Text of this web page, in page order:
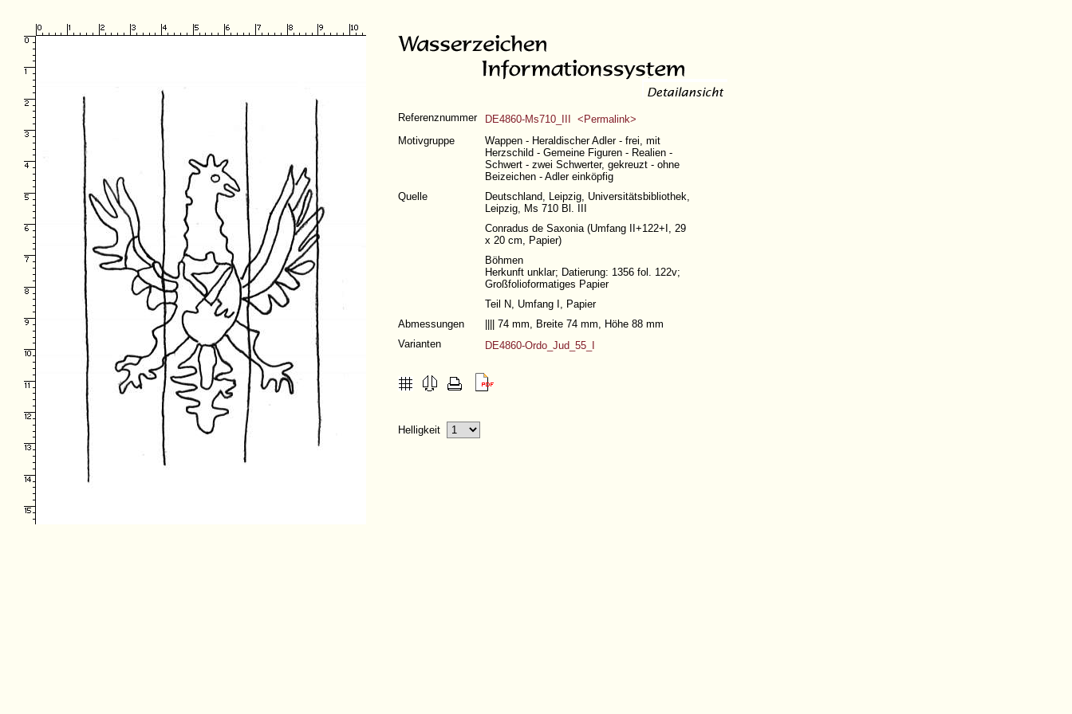
Referenznummer
DE4860-Ms710_III <Permalink>
Motivgruppe
Wappen - Heraldischer Adler - frei, mit
Herzschild - Gemeine Figuren - Realien -
Schwert - zwei Schwerter, gekreuzt - ohne
Beizeichen - Adler einköpfig
Quelle
Deutschland, Leipzig, Universitätsbibliothek,
Leipzig, Ms 710 Bl. III
Conradus de Saxonia (Umfang II+122+I , 29
x 20 cm, Papier)
Böhmen
Herkunft unklar; Datierung: 1356 fol. 122v;
Großfolioformatiges Papier
Teil N, Umfang I , Papier
Abmessungen
|||| 74 mm, Breite 74 mm, Höhe 88 mm
Varianten
DE4860-Ordo_Jud_55_I
Helligkeit